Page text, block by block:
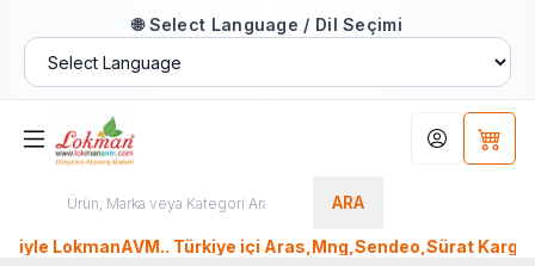
🌐 Select Language / Dil Seçimi
ARA
Hesabım
Türkiye içi Aras,Mng,Sendeo,Sürat Kargo